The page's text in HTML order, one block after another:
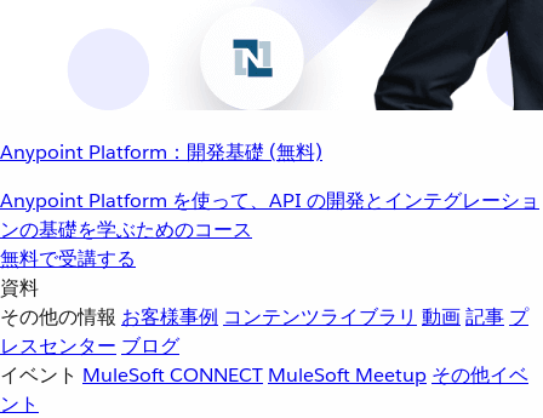
Anypoint Platform：開発基礎 (無料)
Anypoint Platform を使って、API の開発とインテグレーショ
ンの基礎を学ぶためのコース
無料で受講する
資料
その他の情報 お客様事例 コンテンツライブラリ 動画記事 プ
レスセンター ブログ
イベント MuleSoft CONNECT MuleSoft Meetup その他イベ
ント